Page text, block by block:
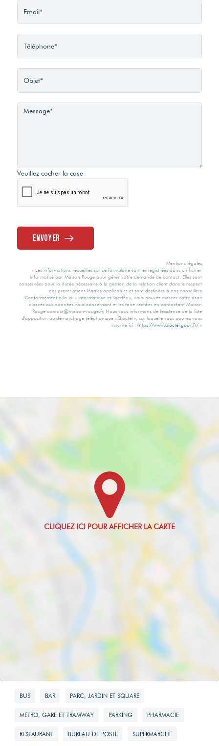
Veuillez cocher la case
Envoyer
Mentions légales
« Les informations recueillies sur ce formulaire sont enregistrées dans un fichier
informatisé par Maison Rouge pour gérer votre demande de contact. Elles sont
conservées pour la durée nécessaire à la gestion de la relation client dans le respect
des prescriptions légales applicables et sont destinées à nos conseillers
Conformément à la loi « informatique et libertés », vous pouvez exercer votre droit
d'accès aux données vous concernant et les faire rectifier en contactant Maison
Rouge contact@maison-rouge.fr. Nous vous informons de l'existence de la liste
d'opposition au démarchage téléphonique « Bloctel », sur laquelle vous pouvez vous
inscrire ici : https://www.bloctel.gouv.fr/ »
BUS BAR PARC, JARDIN ET SQUARE
MÉTRO, GARE ET TRAMWAY PARKING PHARMACIE
RESTAURANT BUREAU DE POSTE SUPERMARCHÉ